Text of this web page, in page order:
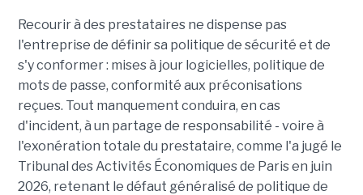
Recourir à des prestataires ne dispense pas
l'entreprise de définir sa politique de sécurité et de
s'y conformer : mises à jour logicielles, politique de
mots de passe, conformité aux préconisations
reçues. Tout manquement conduira, en cas
d'incident, à un partage de responsabilité - voire à
l'exonération totale du prestataire, comme l'a jugé le
Tribunal des Activités Économiques de Paris en juin
2026, retenant le défaut généralisé de politique de